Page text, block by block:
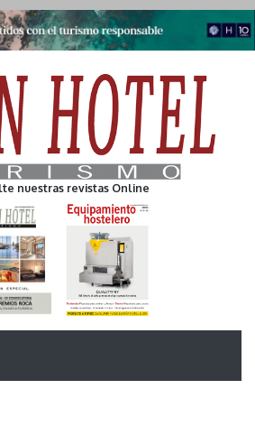
nuestras revistas Online